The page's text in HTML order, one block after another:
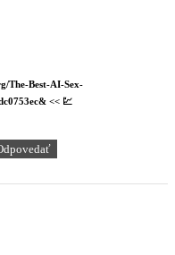
The-Best-AI-Sex-
<< 💹